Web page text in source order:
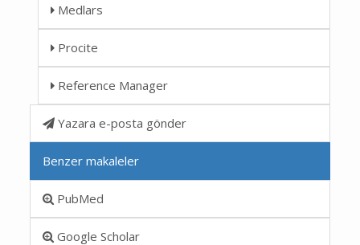
Medlars
Procite
Reference Manager
Yazara e-posta gönder
Benzer makaleler
PubMed
Google Scholar